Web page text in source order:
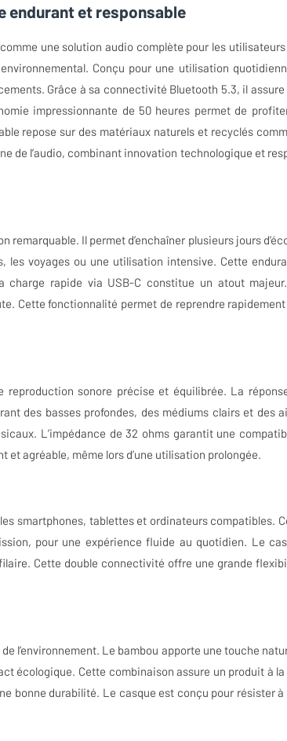
endurant et responsable
une solution audio complète pour les
Conçu pour une utilisation
Grâce à sa connectivité Bluetooth 5.3, il assure
impressionnante de 50 heures permet de
repose sur des matériaux naturels et recyclés
de l’audio, combinant innovation technologique et
remarquable. Il permet d’enchaîner plusieurs jours
les voyages ou une utilisation intensive. Cette
charge rapide via USB-C constitue un atout
Cette fonctionnalité permet de reprendre
reproduction sonore précise et équilibrée. La
des basses profondes, des médiums clairs et des
L’impédance de 32 ohms garantit une
agréable, même lors d’une utilisation prolongée.
smartphones, tablettes et ordinateurs compatibles.
pour une expérience fluide au quotidien. Le
Cette double connectivité offre une grande
l’environnement. Le bambou apporte une touche
écologique. Cette combinaison assure un produit à
bonne durabilité. Le casque est conçu pour résister à